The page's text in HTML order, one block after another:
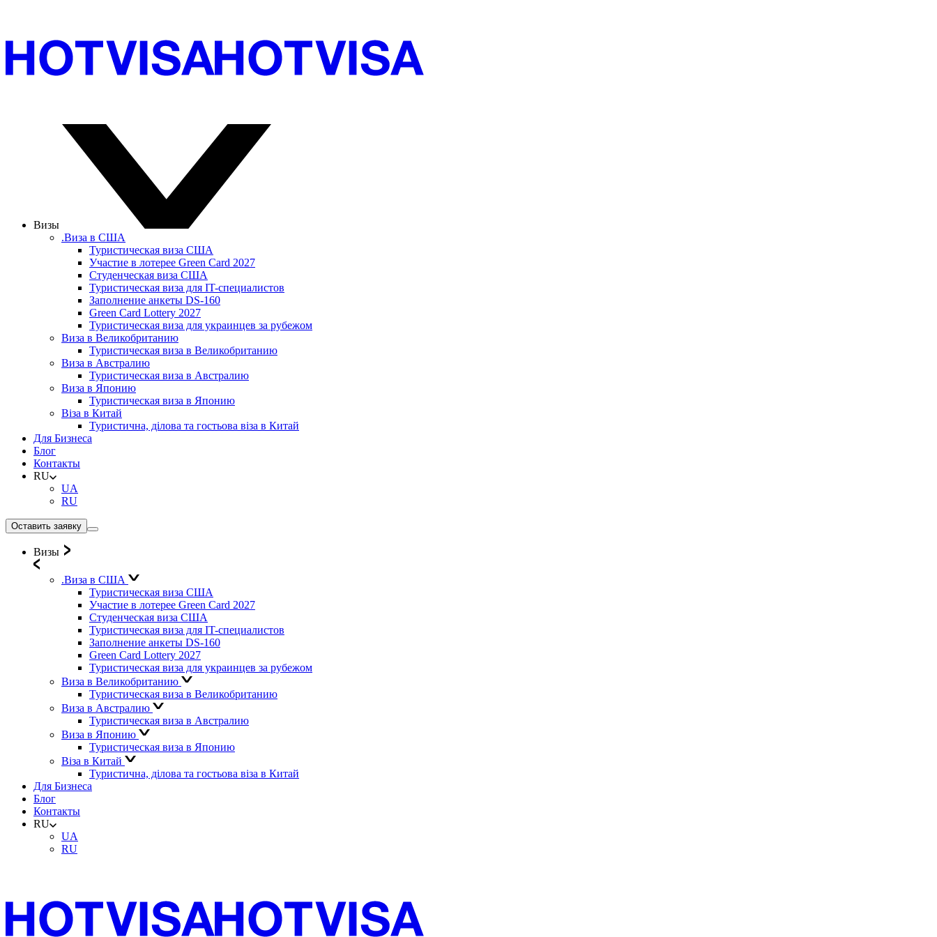
Визы
.Виза в США
Туристическая виза США
Участие в лотерее Green Card 2027
Студенческая виза США
Туристическая виза для IT-специалистов
Заполнение анкеты DS-160
Green Card Lottery 2027
Туристическая виза для украинцев за рубежом
Виза в Великобританию
Туристическая виза в Великобританию
Виза в Австралию
Туристическая виза в Австралию
Виза в Японию
Туристическая виза в Японию
Віза в Китай
Туристична, ділова та гостьова віза в Китай
Для Бизнеса
Блог
Контакты
RU
UA
RU
Оставить заявку
Визы
.Виза в США
Туристическая виза США
Участие в лотерее Green Card 2027
Студенческая виза США
Туристическая виза для IT-специалистов
Заполнение анкеты DS-160
Green Card Lottery 2027
Туристическая виза для украинцев за рубежом
Виза в Великобританию
Туристическая виза в Великобританию
Виза в Австралию
Туристическая виза в Австралию
Виза в Японию
Туристическая виза в Японию
Віза в Китай
Туристична, ділова та гостьова віза в Китай
Для Бизнеса
Блог
Контакты
RU
UA
RU